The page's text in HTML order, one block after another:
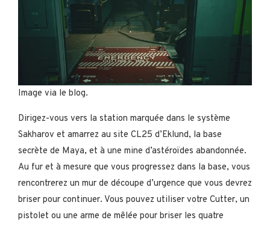
Image via le blog.
Dirigez-vous vers la station marquée dans le système
Sakharov et amarrez au site CL25 d’Eklund, la base
secrète de Maya, et à une mine d’astéroïdes abandonnée.
Au fur et à mesure que vous progressez dans la base, vous
rencontrerez un mur de découpe d’urgence que vous devrez
briser pour continuer. Vous pouvez utiliser votre Cutter, un
pistolet ou une arme de mêlée pour briser les quatre